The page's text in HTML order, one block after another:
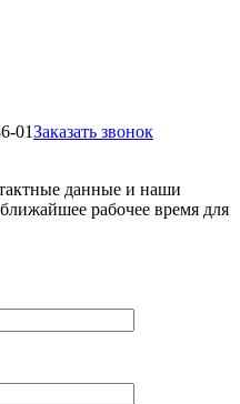
01Заказать звонок
данные и наши
рабочее время для